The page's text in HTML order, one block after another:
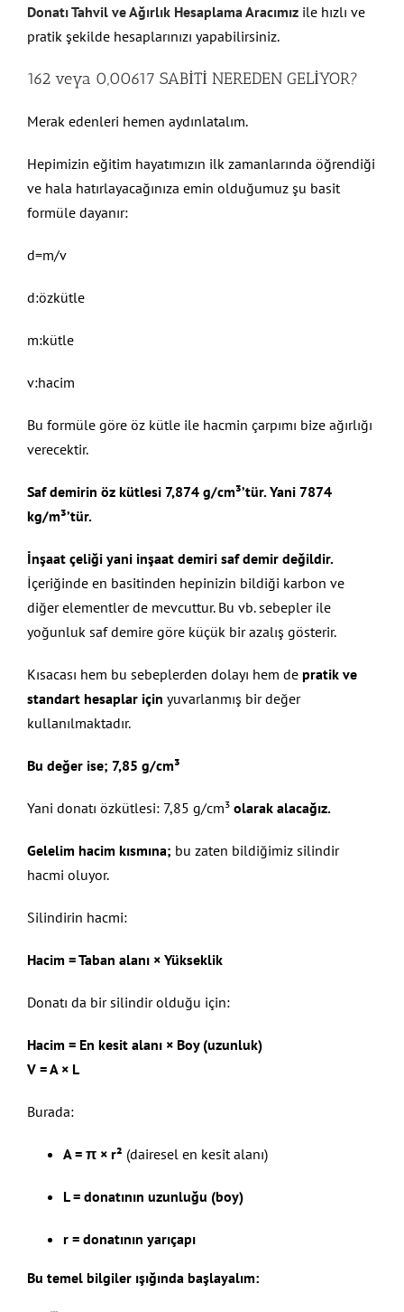
Donatı Tahvil ve Ağırlık Hesaplama Aracımızile hızlı ve
pratik şekilde hesaplarınızı yapabilirsiniz.
162 veya 0,00617 SABİTİ NEREDEN GELİYOR?
Merak edenleri hemen aydınlatalım.
Hepimizin eğitim hayatımızın ilk zamanlarında öğrendiği
ve hala hatırlayacağınıza emin olduğumuz şu basit
formüle dayanır:
d=m/v
d:özkütle
m:kütle
v:hacim
Bu formüle göre öz kütle ile hacmin çarpımı bize ağırlığı
verecektir.
Saf demirin öz kütlesi 7,874 g/cm³’tür. Yani 7874
kg/m³’tür.
İnşaat çeliği yani inşaat demiri saf demir değildir.
İçeriğinde en basitinden hepinizin bildiği karbon ve
diğer elementler de mevcuttur. Bu vb. sebepler ile
yoğunluk saf demire göre küçük bir azalış gösterir.
Kısacası hem bu sebeplerden dolayı hem depratik ve
standart hesaplar için yuvarlanmış bir değer
kullanılmaktadır.
Bu değer ise; 7,85 g/cm³
Yani donatı özkütlesi: 7,85 g/cm³ olarak alacağız.
Gelelim hacim kısmına; bu zaten bildiğimiz silindir
hacmi oluyor.
Silindirin hacmi:
Hacim = Taban alanı × Yükseklik
Donatı da bir silindir olduğu için:
Hacim = En kesit alanı × Boy (uzunluk)
V = A × L
Burada:
A = π × r² (dairesel en kesit alanı)
L = donatının uzunluğu (boy)
r = donatının yarıçapı
Bu temel bilgiler ışığında başlayalım: